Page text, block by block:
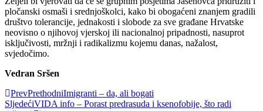
pločanski osmaši i srednjoškolci, kako bi obogaćeni znanjem gradili
društvo tolerancije, jednakosti i slobode za sve građane Hrvatske
neovisno o njihovoj vjerskoj ili nacionalnoj pripadnosti, nasuprot
isključivosti, mržnji i radikalizmu kojemu danas, nažalost,
svjedočimo.
Vedran Sršen
PrevPrethodniImigranti – da, ali bogati
SljedećiVIDA info – Porast predrasuda i ksenofobije, što radi